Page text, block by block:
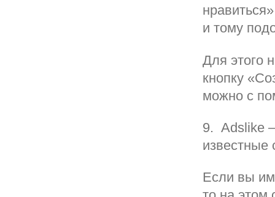
и тому
Для этого
кнопку
можно с
9. Adslike
известные
Если вы